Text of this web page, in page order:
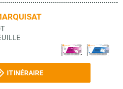
ITINÉRAIRE